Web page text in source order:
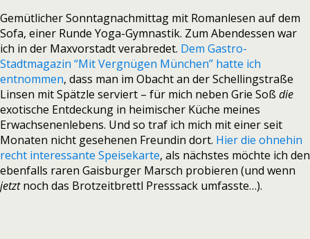
Gemütlicher Sonntagnachmittag mit Romanlesen auf dem
Sofa, einer Runde Yoga-Gymnastik. Zum Abendessen war
ich in der Maxvorstadt verabredet. Dem Gastro-
Stadtmagazin “Mit Vergnügen München” hatte ich
entnommen, dass man im Obacht an der Schellingstraße
Linsen mit Spätzle serviert – für mich neben Grie Soß die
exotische Entdeckung in heimischer Küche meines
Erwachsenenlebens. Und so traf ich mich mit einer seit
Monaten nicht gesehenen Freundin dort. Hier die ohnehin
recht interessante Speisekarte, als nächstes möchte ich den
ebenfalls raren Gaisburger Marsch probieren (und wenn
jetztnoch das Brotzeitbrettl Presssack umfasste…).